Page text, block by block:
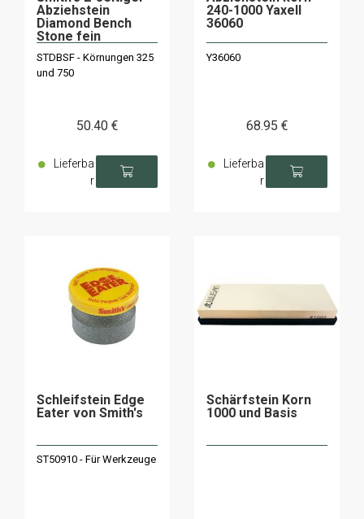
Abziehstein
Diamond Bench
Stone fein
STDBSF - Körnungen 325
und 750
50.40 €
Lieferba
r
240-1000 Yaxell
36060
Y36060
68.95 €
Lieferba
r
Schleifstein Edge
Eater von Smith's
ST50910 - Für Werkzeuge
Schärfstein Korn
1000 und Basis